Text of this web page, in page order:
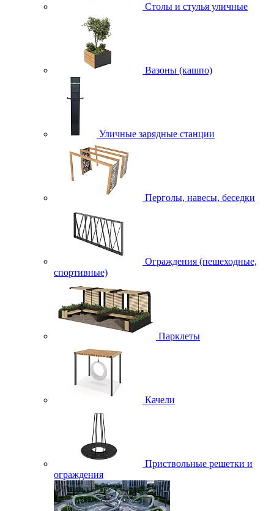
Столы и стулья уличные
Вазоны (кашпо)
Уличные зарядные станции
Перголы, навесы, беседки
Ограждения (пешеходные,
спортивные)
Парклеты
Качели
Приствольные решетки и
ограждения